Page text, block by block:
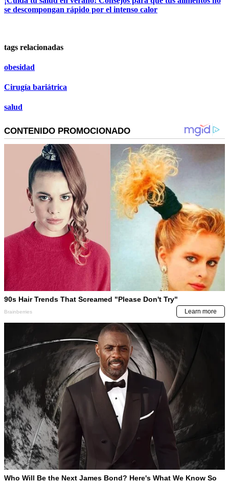
se descompongan rápido por el intenso calor
tags relacionadas
obesidad
Cirugía bariátrica
salud